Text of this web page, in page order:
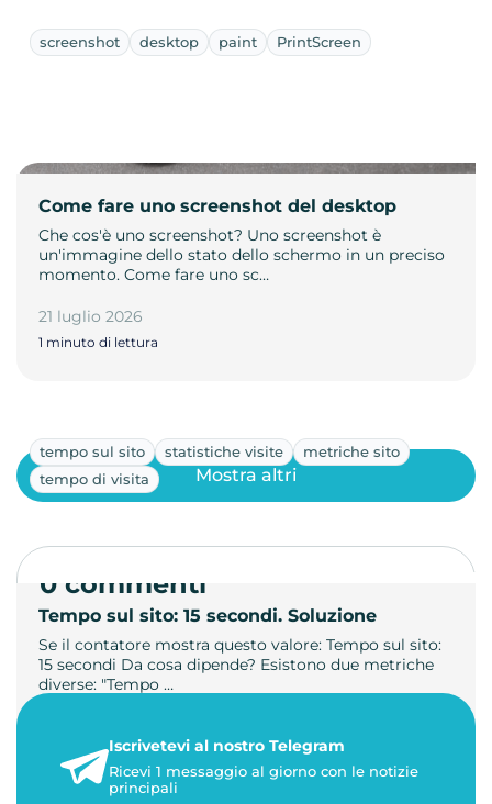
screenshot desktop paint PrintScreen
Come fare uno screenshot del desktop
Che cos'è uno screenshot? Uno screenshot è
un'immagine dello stato dello schermo in un preciso
momento. Come fare uno sc…
21 luglio 2026
1 minuto di lettura
tempo sul sito statistiche visite
metriche sito
tempo di visita
Tempo sul sito: 15 secondi. Soluzione
Se il contatore mostra questo valore: Tempo sul sito:
15 secondi Da cosa dipende? Esistono due metriche
diverse: "Tempo …
3 minuti di lettura
Mostra altri
0 commenti
Iscrivetevi al nostro Telegram
Ricevi 1 messaggio al giorno con le notizie
principali